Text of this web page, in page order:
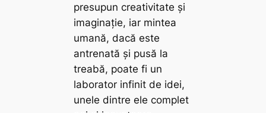
presupun creativitate și
imaginație, iar mintea
umană, dacă este
antrenată și pusă la
treabă, poate fi un
laborator infinit de idei,
unele dintre ele complet